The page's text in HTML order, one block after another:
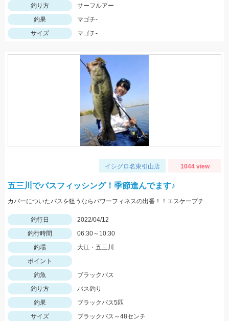
釣り方
サーフルアー
釣果
マゴチ-
サイズ
マゴチ-
イシグロ名東引山店 1044 view
五三川でバスフィッシング！季節進んでます♪
カバーについたバスを狙うならパワーフィネスの出番！！エスケープチビツインがオススメです♪
釣行日
2022/04/12
釣行時間
06:30～10:30
釣場
大江・五三川
ポイント
釣魚
ブラックバス
釣り方
バス釣り
釣果
ブラックバス5匹
サイズ
ブラックバス～48センチ